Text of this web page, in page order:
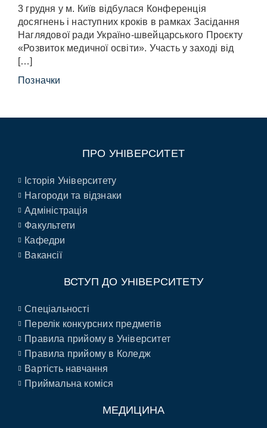
3 грудня у м. Київ відбулася Конференція
досягнень і наступних кроків в рамках Засідання
Наглядової ради Україно-швейцарського Проєкту
«Розвиток медичної освіти». Участь у заході від
[…]
Позначки
ПРО УНІВЕРСИТЕТ
Історія Університету
Нагороди та відзнаки
Адміністрація
Факультети
Кафедри
Вакансії
ВСТУП ДО УНІВЕРСИТЕТУ
Спеціальності
Перелік конкурсних предметів
Правила прийому в Університет
Правила прийому в Коледж
Вартість навчання
Приймальна коміся
МЕДИЦИНА